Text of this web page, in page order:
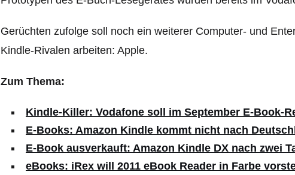
Gerüchten zufolge soll noch ein weiterer Computer- und
Kindle-Rivalen arbeiten: Apple.
Zum Thema:
Kindle-Killer: Vodafone soll im September E-Book-
E-Books: Amazon Kindle kommt nicht nach
E-Book ausverkauft: Amazon Kindle DX nach zwei
eBooks: iRex will 2011 eBook Reader in Farbe